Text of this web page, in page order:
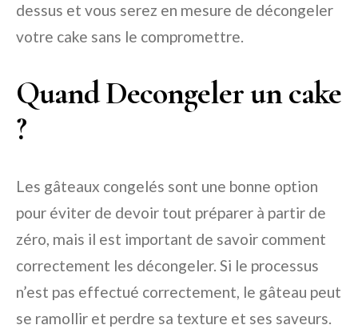
dessus et vous serez en mesure de décongeler
votre cake sans le compromettre.
Quand Decongeler un cake
?
Les gâteaux congelés sont une bonne option
pour éviter de devoir tout préparer à partir de
zéro, mais il est important de savoir comment
correctement les décongeler. Si le processus
n’est pas effectué correctement, le gâteau peut
se ramollir et perdre sa texture et ses saveurs.